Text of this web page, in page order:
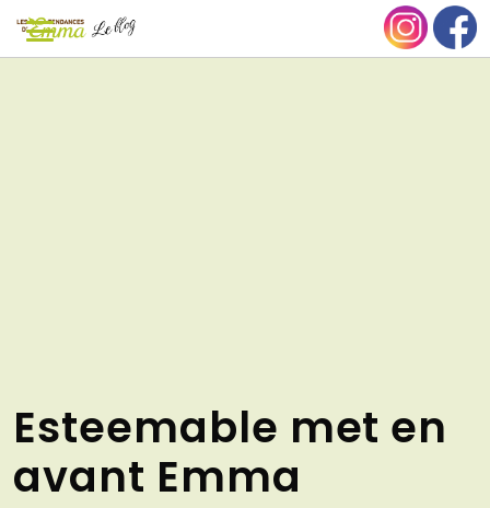
Aller
contenu
Esteemable met en
avant Emma